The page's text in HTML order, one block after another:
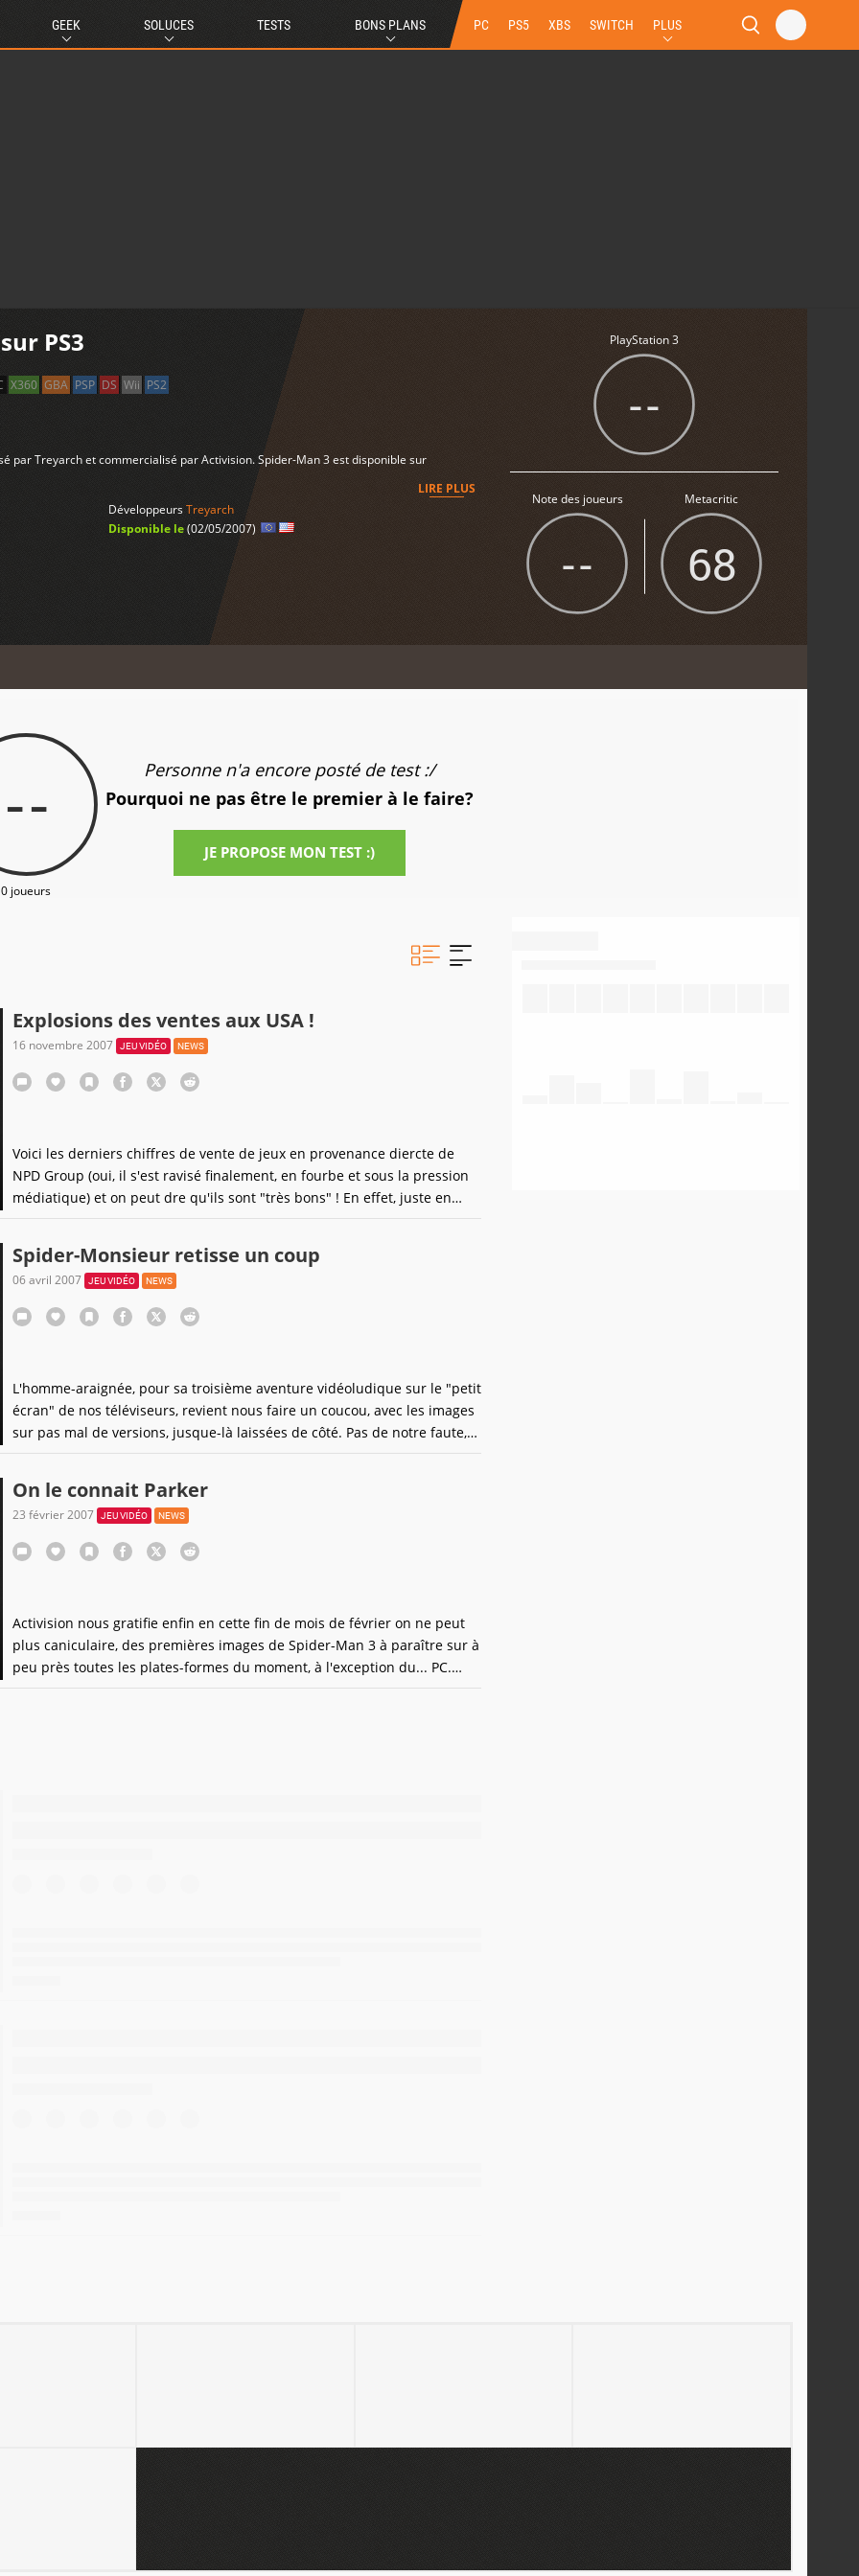
GEEK SOLUCES TESTS BONS PLANS PC PS5 XBS SWITCH PLUS
PS3
X360 GBA PSP DS Wii PS2
par Treyarch et commercialisé par Activision. Spider-Man 3 est disponible sur
LIRE PLUS
DéveloppeursTreyarch
Disponible le(02/05/2007)
PlayStation 3
--
Note des joueurs
--
Metacritic
68
--
0 joueurs
Personne n'a encore posté de test :/
Pourquoi ne pas être le premier à le faire?
JE PROPOSE MON TEST :)
Explosions des ventes aux USA !
16 novembre 2007 JEU VIDÉO NEWS
Voici les derniers chiffres de vente de jeux en provenance diercte de
NPD Group (oui, il s'est ravisé finalement, en fourbe et sous la pression
médiatique) et on peut dre qu'ils sont "très bons" ! En effet, juste en
introduction, sachez que le chiffre d'affaire global du jeu vidéo, en
Spider-Monsieur retisse un coup
06 avril 2007 JEU VIDÉO NEWS
L'homme-araignée, pour sa troisième aventure vidéoludique sur le "petit
écran" de nos téléviseurs, revient nous faire un coucou, avec les images
sur pas mal de versions, jusque-là laissées de côté. Pas de notre faute,
on vous le jure sur la tête d'Angel D. Spider-Man 3, basé sur le film
On le connait Parker
23 février 2007 JEU VIDÉO NEWS
Activision nous gratifie enfin en cette fin de mois de février on ne peut
plus caniculaire, des premières images de Spider-Man 3 à paraître sur à
peu près toutes les plates-formes du moment, à l'exception du... PC.
Ainsi, en même temps que la sortie du film éponyme de Sam Raimi,